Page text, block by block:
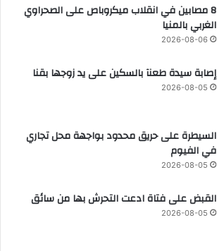
8 مصابين في انقلاب ميكروباص على الصحراوي
الغربي بالمنيا
2026-08-06
إصابة سيدة طعنآ بالسكين على يد زوجها بقنا
2026-08-05
السيطرة على حريق محدود بواجهة محل تجاري
في الفيوم
2026-08-05
القبض على فتاة ادعت التحرش بها من سائق
2026-08-05